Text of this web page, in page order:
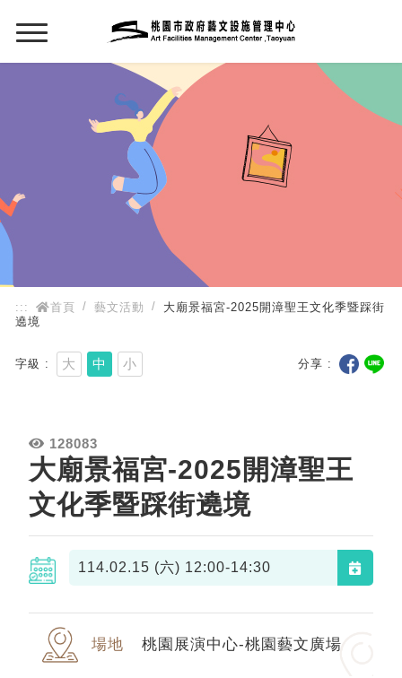
::: 首頁 藝文活動
大廟景福宮-2025開漳聖王文化季暨踩街
遶境
字級 大 中 小 分享
128083
大廟景福宮-2025開漳聖王
文化季暨踩街遶境
114.02.15 (六) 12:00-14:30
場地 桃園展演中心-桃園藝文廣場